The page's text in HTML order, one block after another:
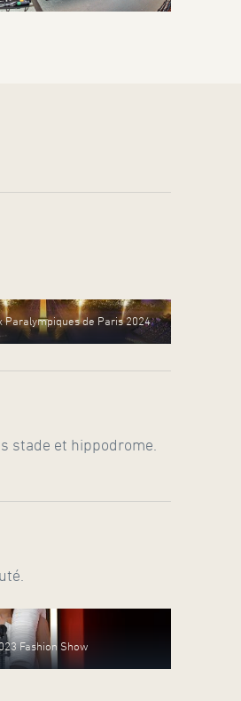
Paralympiques de Paris 2024
stade et hippodrome.
Fashion Show